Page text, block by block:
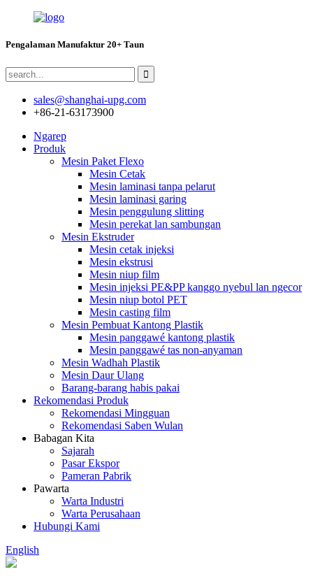
Pengalaman Manufaktur 20+ Taun
sales@shanghai-upg.com
+86-21-63173900
Ngarep
Produk
Mesin Paket Flexo
Mesin Cetak
Mesin laminasi tanpa pelarut
Mesin laminasi garing
Mesin penggulung slitting
Mesin perekat lan sambungan
Mesin Ekstruder
Mesin cetak injeksi
Mesin ekstrusi
Mesin niup film
Mesin injeksi PE&PP kanggo nyebul lan ngecor
Mesin niup botol PET
Mesin casting film
Mesin Pembuat Kantong Plastik
Mesin panggawé kantong plastik
Mesin panggawé tas non-anyaman
Mesin Wadhah Plastik
Mesin Daur Ulang
Barang-barang habis pakai
Rekomendasi Produk
Rekomendasi Mingguan
Rekomendasi Saben Wulan
Babagan Kita
Sajarah
Pasar Ekspor
Pameran Pabrik
Pawarta
Warta Industri
Warta Perusahaan
Hubungi Kami
English